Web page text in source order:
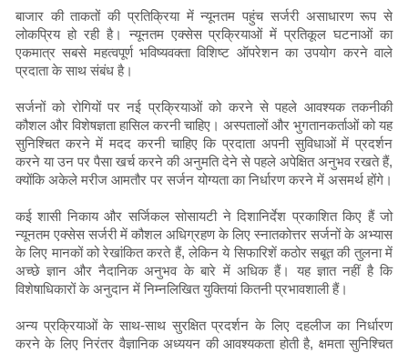
बाजार की ताकतों की प्रतिक्रिया में न्यूनतम पहुंच सर्जरी असाधारण रूप से
लोकप्रिय हो रही है। न्यूनतम एक्सेस प्रक्रियाओं में प्रतिकूल घटनाओं का
एकमात्र सबसे महत्वपूर्ण भविष्यवक्ता विशिष्ट ऑपरेशन का उपयोग करने वाले
प्रदाता के साथ संबंध है।
सर्जनों को रोगियों पर नई प्रक्रियाओं को करने से पहले आवश्यक तकनीकी
कौशल और विशेषज्ञता हासिल करनी चाहिए। अस्पतालों और भुगतानकर्ताओं को यह
सुनिश्चित करने में मदद करनी चाहिए कि प्रदाता अपनी सुविधाओं में प्रदर्शन
करने या उन पर पैसा खर्च करने की अनुमति देने से पहले अपेक्षित अनुभव रखते हैं,
क्योंकि अकेले मरीज आमतौर पर सर्जन योग्यता का निर्धारण करने में असमर्थ होंगे।
कई शासी निकाय और सर्जिकल सोसायटी ने दिशानिर्देश प्रकाशित किए हैं जो
न्यूनतम एक्सेस सर्जरी में कौशल अधिग्रहण के लिए स्नातकोत्तर सर्जनों के अभ्यास
के लिए मानकों को रेखांकित करते हैं, लेकिन ये सिफारिशें कठोर सबूत की तुलना में
अच्छे ज्ञान और नैदानिक ​​अनुभव के बारे में अधिक हैं। यह ज्ञात नहीं है कि
विशेषाधिकारों के अनुदान में निम्नलिखित युक्तियां कितनी प्रभावशाली हैं।
अन्य प्रक्रियाओं के साथ-साथ सुरक्षित प्रदर्शन के लिए दहलीज का निर्धारण
करने के लिए निरंतर वैज्ञानिक अध्ययन की आवश्यकता होती है, क्षमता सुनिश्चित